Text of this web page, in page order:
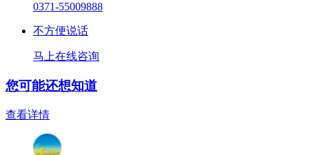
0371-55009888
不方便说话
马上在线咨询
您可能还想知道
查看详情